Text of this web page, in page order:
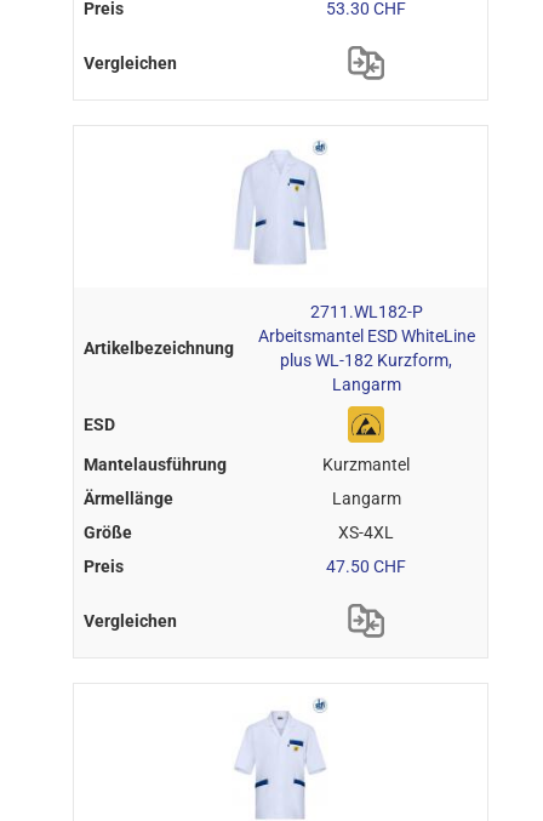
53.30 CHF
2711.WL182-P
Arbeitsmantel ESD WhiteLine
plus WL-182 Kurzform,
Langarm
Kurzmantel
Langarm
XS-4XL
47.50 CHF